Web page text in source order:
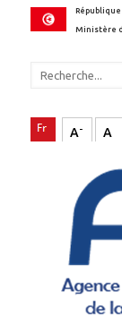
Ministère
A- A